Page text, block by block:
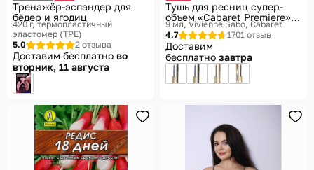
Тренажёр-эспандер для
бёдер и ягодиц
420 г, термопластичный
эластомер (TPE)
5.0
2 отзыва
Доставим бесплатно во
вторник, 11 августа
Тушь для ресниц супер-
объем «Cabaret Premiere»,
оттенок 01 Черный
9 мл Vivienne Sabo, Cabaret
4.7
1701 отзыв
Доставим
бесплатно завтра